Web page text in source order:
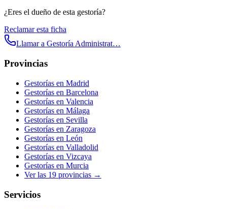
¿Eres el dueño de esta gestoría?
Reclamar esta ficha
Llamar a Gestoría Administrat…
Provincias
Gestorías en Madrid
Gestorías en Barcelona
Gestorías en Valencia
Gestorías en Málaga
Gestorías en Sevilla
Gestorías en Zaragoza
Gestorías en León
Gestorías en Valladolid
Gestorías en Vizcaya
Gestorías en Murcia
Ver las 19 provincias →
Servicios